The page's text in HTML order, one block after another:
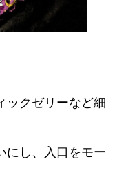
クゼリーなど細
し、入口をモー